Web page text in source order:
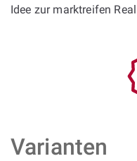
Idee zur marktreifen
Varianten